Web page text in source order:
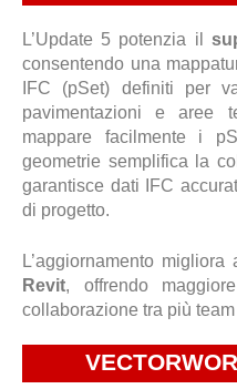
L’Update 5 potenzia il
consentendo una
IFC (pSet) definiti per
pavimentazioni e aree
mappare facilmente i
geometrie semplifica la
garantisce dati IFC
di progetto.
L’aggiornamento migliora
Revit, offrendo
collaborazione tra più